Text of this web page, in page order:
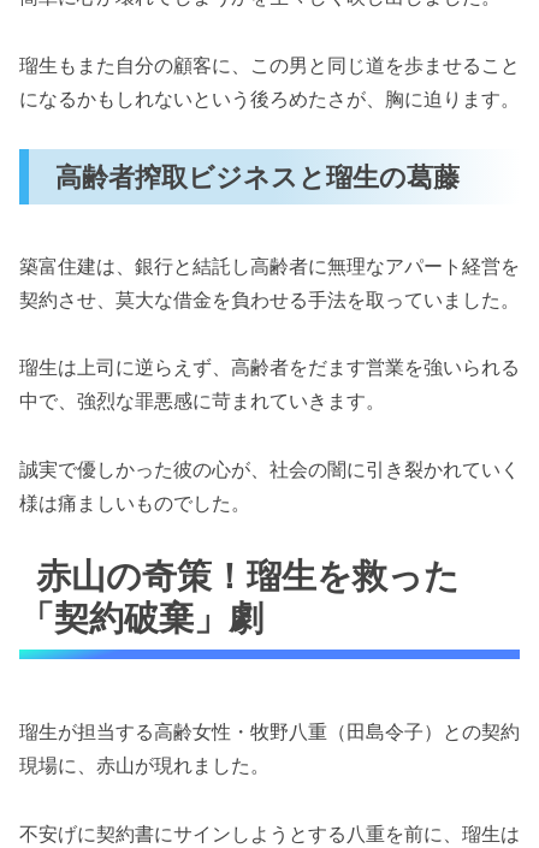
瑠生もまた自分の顧客に、この男と同じ道を歩ませること
になるかもしれないという後ろめたさが、胸に迫ります。
高齢者搾取ビジネスと瑠生の葛藤
築富住建は、銀行と結託し高齢者に無理なアパート経営を
契約させ、莫大な借金を負わせる手法を取っていました。
瑠生は上司に逆らえず、高齢者をだます営業を強いられる
中で、強烈な罪悪感に苛まれていきます。
誠実で優しかった彼の心が、社会の闇に引き裂かれていく
様は痛ましいものでした。
赤山の奇策！瑠生を救った
「契約破棄」劇
瑠生が担当する高齢女性・牧野八重（田島令子）との契約
現場に、赤山が現れました。
不安げに契約書にサインしようとする八重を前に、瑠生は